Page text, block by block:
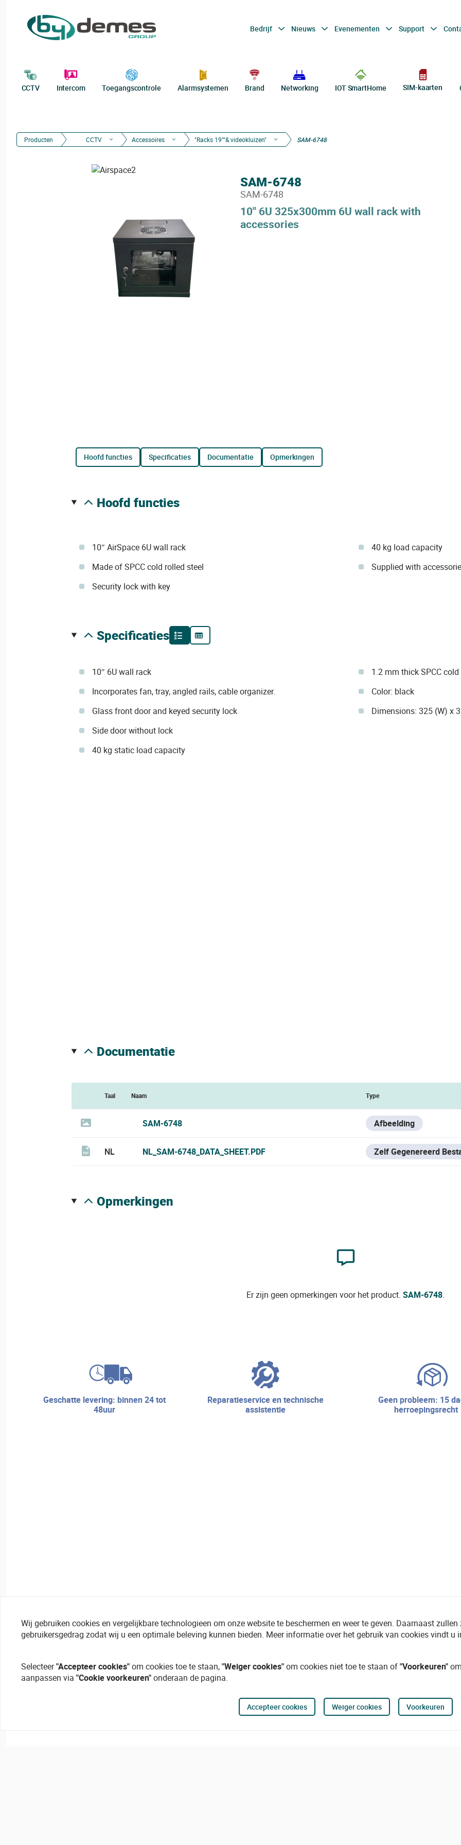
Bedrijf Nieuws Evenementen Support
CCTV Intercom Toegangscontrole Alarmsystemen Brand Networking IOT SmartHome SIM-kaarten
Producten CCTV Accessoires "Racks 19""& videokluizen" SAM-6748
10" 6U 325x300mm 6U wall rack with
accessories
SAM-6748
SAM-6748
hoofd functies specificaties documentatie opmerkingen
hoofd functies
10″ AirSpace 6U wall rack
Made of SPCC cold rolled steel
Security lock with key
40 kg load capacity
Supplied with
specificaties
10″ 6U wall rack
Incorporates fan, tray, angled rails, cable organizer.
Glass front door and keyed security lock
Side door without lock
40 kg static load capacity
1.2 mm thick SPCC
Color: black
Dimensions: 325 (W) x
documentatie
Taal Naam Type
SAM-6748 Afbeelding
NL NL_SAM-6748_DATA_SHEET.PDF Zelf Gegenereerd
opmerkingen
Er zijn geen opmerkingen voor het product.SAM-6748.
geschatte levering: binnen 24 tot
48uur
reparatieservice en technische
assistentie
geen probleem: 15 dagen
herroepingsrecht
Wij gebruiken cookies en vergelijkbare technologieen om onze website te beschermen en weer te geven. Daarnaast
gebruikersgedrag zodat wij u een optimale beleving kunnen bieden. Meer informatie over het gebruik van cookies vindt u
Selecteer"Accepteer cookies"om cookies toe te staan,"Weiger cookies"om cookies niet toe te staan of"Voorkeuren"
aanpassen via "Cookie voorkeuren"onderaan de pagina.
Accepteer cookies Weiger cookies Voorkeuren